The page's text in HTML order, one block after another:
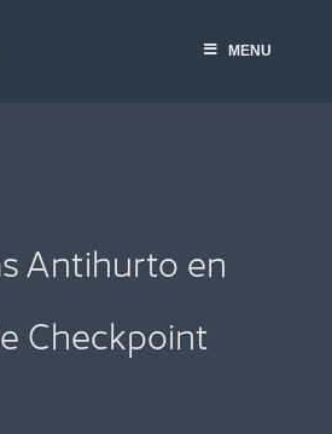
MENU
Antihurto en
Checkpoint